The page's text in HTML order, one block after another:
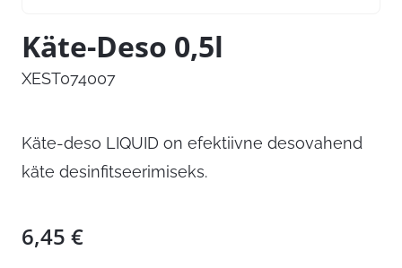
Käte-Deso 0,5l
XEST074007
Käte-deso LIQUID on efektiivne desovahend
käte desinfitseerimiseks.
6,45 €